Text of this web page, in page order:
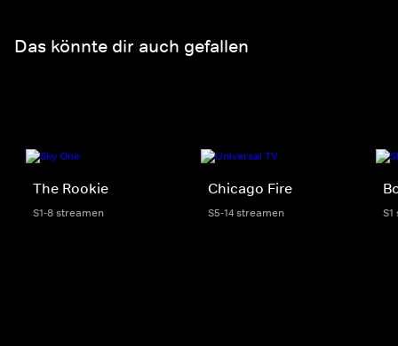
Das könnte dir auch gefallen
The Rookie
S1-8 streamen
Chicago Fire
S5-14 streamen